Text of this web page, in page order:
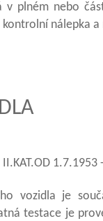
v plném nebo
nálepka
vozidla je
testace je